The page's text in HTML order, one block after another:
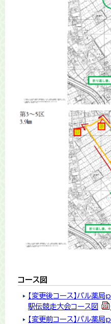
コース図
【変更後コース】パル
駅伝競走大会コース図
【変更前コース】パル